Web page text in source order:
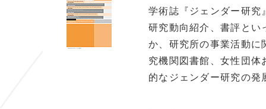
学術誌『ジェンダー研究
研究動向紹介、書評とい
か、研究所の事業活動に
究機関図書館、女性団体
的なジェンダー研究の発